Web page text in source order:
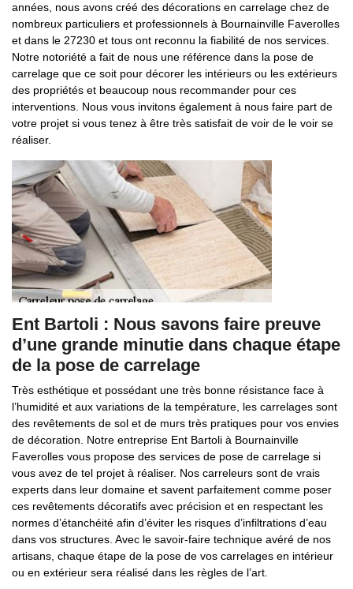
années, nous avons créé des décorations en carrelage chez de
nombreux particuliers et professionnels à Bournainville Faverolles
et dans le 27230 et tous ont reconnu la fiabilité de nos services.
Notre notoriété a fait de nous une référence dans la pose de
carrelage que ce soit pour décorer les intérieurs ou les extérieurs
des propriétés et beaucoup nous recommander pour ces
interventions. Nous vous invitons également à nous faire part de
votre projet si vous tenez à être très satisfait de voir de le voir se
réaliser.
Ent Bartoli : Nous savons faire preuve
d’une grande minutie dans chaque étape
de la pose de carrelage
Très esthétique et possédant une très bonne résistance face à
l’humidité et aux variations de la température, les carrelages sont
des revêtements de sol et de murs très pratiques pour vos envies
de décoration. Notre entreprise Ent Bartoli à Bournainville
Faverolles vous propose des services de pose de carrelage si
vous avez de tel projet à réaliser. Nos carreleurs sont de vrais
experts dans leur domaine et savent parfaitement comme poser
ces revêtements décoratifs avec précision et en respectant les
normes d’étanchéité afin d’éviter les risques d’infiltrations d’eau
dans vos structures. Avec le savoir-faire technique avéré de nos
artisans, chaque étape de la pose de vos carrelages en intérieur
ou en extérieur sera réalisé dans les règles de l’art.